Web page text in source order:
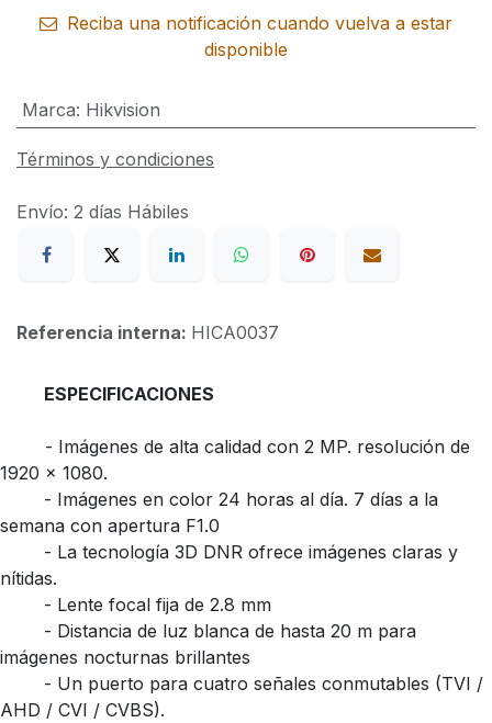
Reciba una notificación cuando vuelva a estar
disponible
Marca: Hikvision
Términos y condiciones
Envío: 2 días Hábiles
Referencia interna: HICA0037
ESPECIFICACIONES
​- Imágenes de alta calidad con 2 MP. resolución de
1920 x 1080.
​- Imágenes en color 24 horas al día. 7 días a la
semana con apertura F1.0
​- La tecnología 3D DNR ofrece imágenes claras y
nítidas.
​- Lente focal fija de 2.8 mm
​- Distancia de luz blanca de hasta 20 m para
imágenes nocturnas brillantes
​- Un puerto para cuatro señales conmutables (TVI /
AHD / CVI / CVBS).